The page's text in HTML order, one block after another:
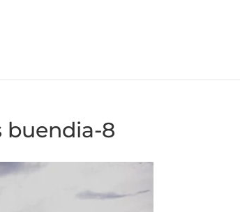
buendia-8